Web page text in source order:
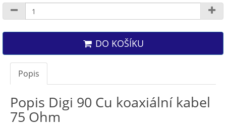
DO KOŠÍKU
Popis
Popis Digi 90 Cu koaxiální kabel
75 Ohm